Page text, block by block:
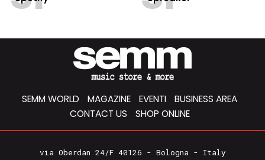
SEMM WORLD MAGAZINE EVENTI
BUSINESS AREA
CONTACT US
SHOP ONLINE
via Oberdan 24/F 40126 - Bologna - Italy